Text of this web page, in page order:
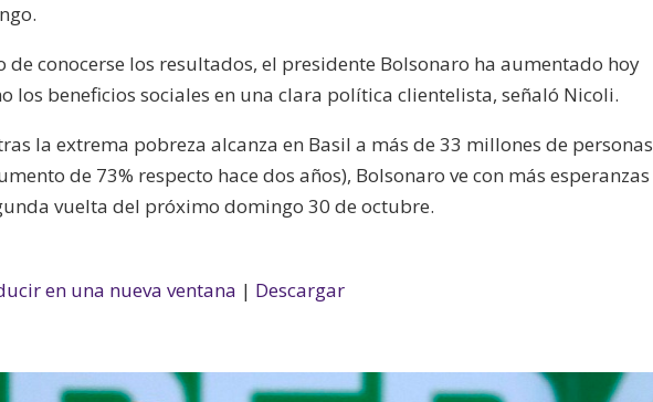
de conocerse los resultados, el presidente Bolsonaro ha aumentado hoy
los beneficios sociales en una clara política clientelista, señaló Nicoli.
la extrema pobreza alcanza en Basil a más de 33 millones de personas
de 73% respecto hace dos años), Bolsonaro ve con más esperanzas
vuelta del próximo domingo 30 de octubre.
en una nueva ventana | Descargar